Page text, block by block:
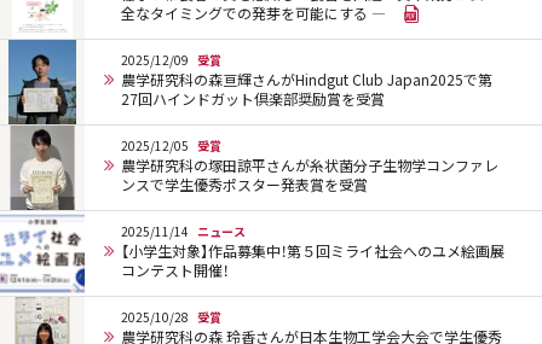
全なタイミングでの発芽を可能にする ―
2025/12/09 受賞
農学研究科の森亘輝さんがHindgut Club Japan2025で第
27回ハインドガット倶楽部奨励賞を受賞
2025/12/05 受賞
農学研究科の塚田諒平さんが糸状菌分子生物学コンファレ
ンスで学生優秀ポスター発表賞を受賞
2025/11/14 ニュース
【小学生対象】作品募集中！第５回ミライ社会へのユメ絵画展
コンテスト開催！
2025/10/28 受賞
農学研究科の森 玲香さんが日本生物工学会大会で学生優秀